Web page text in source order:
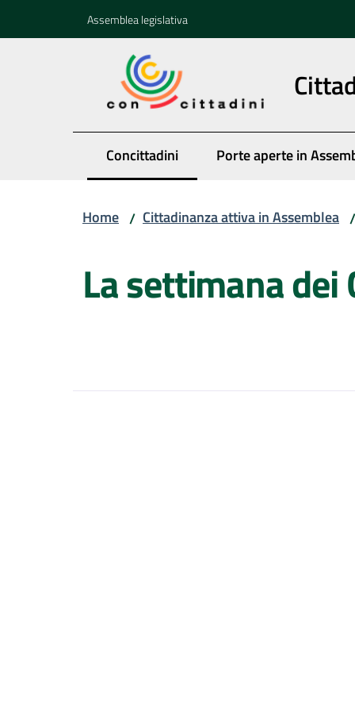
Assemblea legislativa
Concittadini
Menu selezionato Porte aperte in
Home / Cittadinanza attiva in Assemblea /
La settimana dei